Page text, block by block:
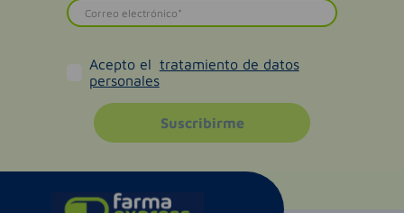
Acepto el tratamiento de datos
personales
Suscribirme